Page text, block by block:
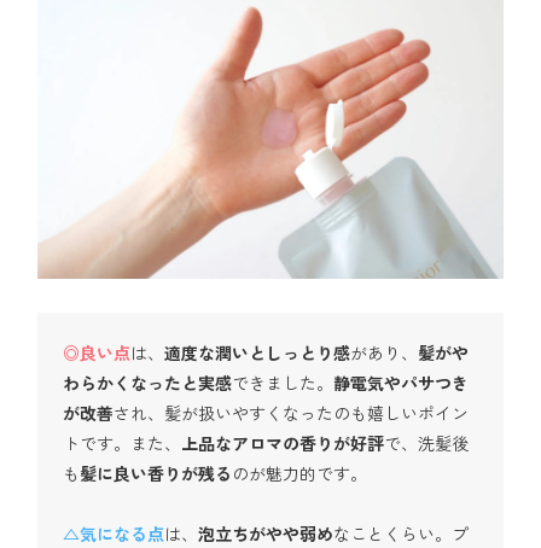
◎良い点は、適度な潤いとしっとり感があり、 髪がや
わらかくなったと実感できました。静電気やパサつき
が改善され、髪が扱いやすくなったのも嬉しいポイン
トです。また、 上品なアロマの香りが好評で、洗髪後
も 髪に良い香りが残る のが魅力的です。
△気になる点は、泡立ちがやや弱めなことくらい。プ